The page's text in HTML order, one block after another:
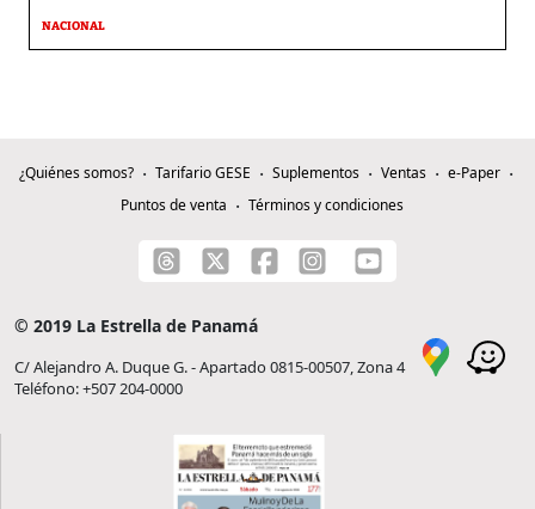
NACIONAL
¿Quiénes somos? Tarifario GESE Suplementos Ventas
e-Paper
Puntos de venta
Términos y condiciones
© 2019 La Estrella de Panamá
C/ Alejandro A. Duque G. - Apartado 0815-00507, Zona 4
Teléfono: +507 204-0000